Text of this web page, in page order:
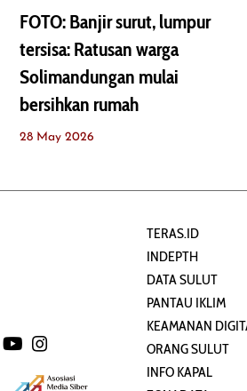
FOTO: Banjir surut, lumpur
tersisa: Ratusan warga
Solimandungan mulai
bersihkan rumah
28 May 2026
TERAS.ID
INDEPTH
DATA SULUT
PANTAU IKLIM
KEAMANAN
ORANG SULUT
INFO KAPAL